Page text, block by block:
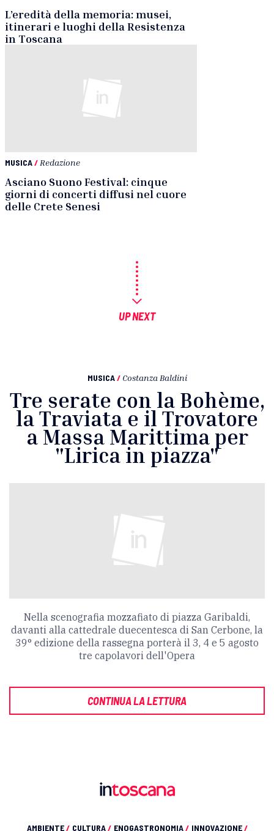
L’eredità della memoria: musei,
itinerari e luoghi della Resistenza
in Toscana
MUSICA/Redazione
Asciano Suono Festival: cinque
giorni di concerti diffusi nel cuore
delle Crete Senesi
UP NEXT
MUSICA / Costanza Baldini
Tre serate con la Bohème,
la Traviata e il Trovatore
a Massa Marittima per
"Lirica in piazza"
Nella scenografia mozzafiato di piazza Garibaldi,
davanti alla cattedrale duecentesca di San Cerbone, la
39° edizione della rassegna porterà il 3, 4 e 5 agosto
tre capolavori dell'Opera
CONTINUA LA LETTURA
AMBIENTE/ CULTURA/ ENOGASTRONOMIA/ INNOVAZIONE/